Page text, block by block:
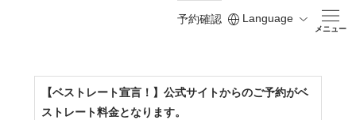
予約確認 Language
メニュー
https://www.shodoshima-kh.jp/
【ベストレート宣言！】公式サイトからのご予約がベ
ストレート料金となります。